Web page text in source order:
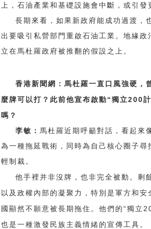
上，石油產業和基礎設施會中斷，或引發
長期來看，如果新政府能成功過渡，
出要吸引私營部門重啟石油工業。地緣
立在馬杜羅政府被推翻的假設之上。
香港新聞網：馬杜羅一直口風強硬，
麼牌可以打？此前他宣布啟動 “ 獨立200
嗎？
李敏： 馬杜羅近期呼籲對話，看起來
為一種拖延戰術，同時為自己核心圈子
輕制裁。
他手裡并非沒牌，也非完全被動。剩
以及政權內部的凝聚力，特別是軍方和
國顯然不願意被長期拖住。他們的 “ 獨立
也是一種激發民族主義情緒的宣傳工具。